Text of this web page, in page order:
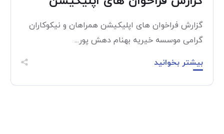
گزارش فراخوان های اپلیکیشن همراهان و نیکوکاران
گرامی موسسه خیریه بهنام دهش پور...
بیشتر بخوانید